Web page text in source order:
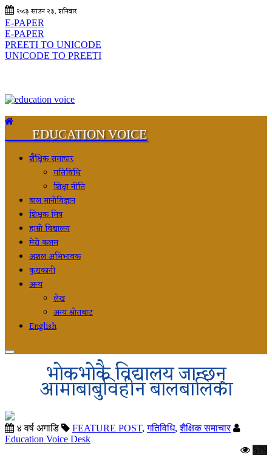
२०८३ साउन २३, शनिबार
E-PAPER
E-PAPER
PREETI TO UNICODE
UNICODE TO PREETI
EDUCATION VOICE
शैक्षिक समाचार
गतिविधि
शिक्षा नीति
बाल मानोविज्ञान
शिक्षक मित्र
हाम्रो विद्यालय
मेरो कलम
अशल अभिभावक
कुराकानी
अन्य
लेख
अन्य श्रोतबाट
English
भोकभोकै विद्यालय जान्छन्
आमाबाबुविहीन बालबालिका
४ वर्ष अगाडि FEATURE POST,गतिविधि,शैक्षिक समाचार
Education Voice Desk
579